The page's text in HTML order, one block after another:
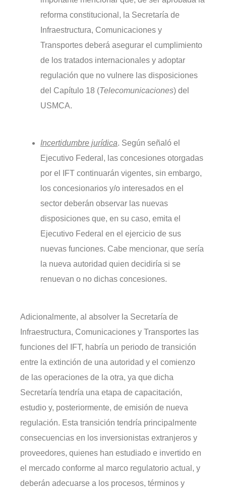
reforma constitucional, la Secretaría de
Infraestructura, Comunicaciones y
Transportes deberá asegurar el cumplimiento
de los tratados internacionales y adoptar
regulación que no vulnere las disposiciones
del Capítulo 18 (Telecomunicaciones) del
USMCA.
Incertidumbre jurídica. Según señaló el
Ejecutivo Federal, las concesiones otorgadas
por el IFT continuarán vigentes, sin embargo,
los concesionarios y/o interesados en el
sector deberán observar las nuevas
disposiciones que, en su caso, emita el
Ejecutivo Federal en el ejercicio de sus
nuevas funciones. Cabe mencionar, que sería
la nueva autoridad quien decidiría si se
renuevan o no dichas concesiones.
Adicionalmente, al absolver la Secretaría de
Infraestructura, Comunicaciones y Transportes las
funciones del IFT, habría un periodo de transición
entre la extinción de una autoridad y el comienzo
de las operaciones de la otra, ya que dicha
Secretaría tendría una etapa de capacitación,
estudio y, posteriormente, de emisión de nueva
regulación. Esta transición tendría principalmente
consecuencias en los inversionistas extranjeros y
proveedores, quienes han estudiado e invertido en
el mercado conforme al marco regulatorio actual, y
deberán adecuarse a los procesos, términos y